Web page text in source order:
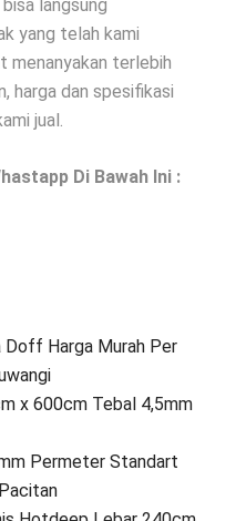
langsung
yang telah kami
menanyakan terlebih
harga dan spesifikasi
jual.
Di Bawah Ini :
Doff Harga Murah Per
x 600cm Tebal 4,5mm
Permeter Standart